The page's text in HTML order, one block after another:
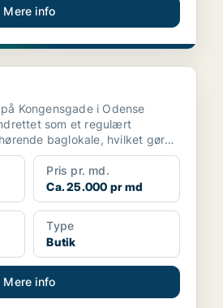
Mere info
Kongensgade i Odense
baglokale, hvilket gør
Pris pr. md.
Ca. 25.000 pr md
Type
Butik
Mere info